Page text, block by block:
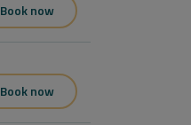
Book now
Book now